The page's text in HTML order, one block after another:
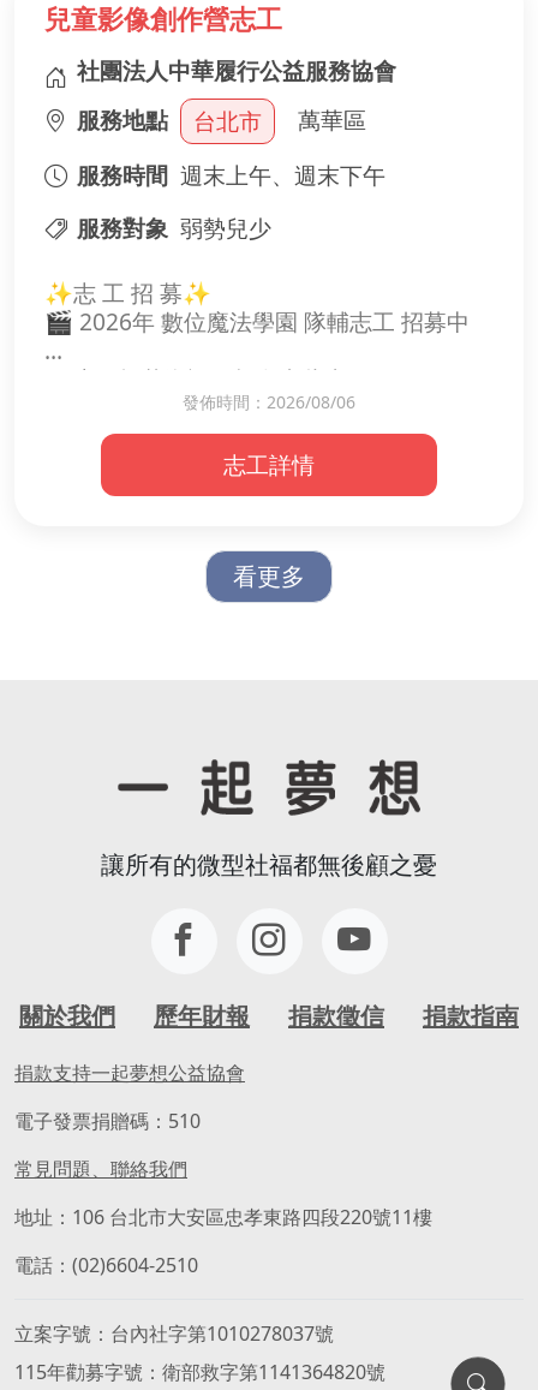
🐶【毛孩守護持續志工招募中】🐾
您的陪伴，就是牠們最安心的依靠 ❤️
在狗園裡，有一群等待關愛的毛孩。
牠們需要的不只是食物，更需要有人陪伴散
步、按時就醫，擁有乾淨舒適的生活環境。
✨ 每月只要付出幾個小時，就能成為牠們生
命中最溫暖的守護者。
📌 我們希望您協助
🐕 陪伴狗狗散步、活動
🧹 清潔園區，維持環境整潔
🚗 接送毛孩就醫（需具汽車駕照）
💻 協助簡單電腦資料整理或社群支援
💛 服務資訊
⏰ 每次約 4 小時
獲得妥善照顧，安心度過每一天。
每一次散步、每一次接送、每一次餵食，都
是牠們最珍貴的幸福時光。🐾
📢 服務提醒
物氣味及清潔工作，也需要適度體力協助。
如果您喜歡動物、不怕弄髒雙手，歡迎一起
境。
🎁 參與收穫
✨ 陪伴毛孩健康成長
🤝 認識一群熱愛動物的夥伴
❤️ 收穫滿滿療癒與成就感
🐾 牠們沒有選擇自己的命運，卻可以因為您
的加入，擁有更幸福的未來。
兒童影像創作營志工
社團法人中華履行公益服務協會
服務地點
台北市
萬華區
服務時間 週末上午、週末下午
服務對象 弱勢兒少
✨志 工 招 募✨
🎬 2026年 數位魔法學園 隊輔志工 招募中
🔸志工招募資訊｜報名由此去🔸
https://forms.gle/REtMKKSmkiZXVDk68
不論您是否會操作剪輯軟體，只要您對故事
具備基本電腦操作能力，有團隊帶領經驗，
且願意陪伴孩子、與孩子正向溝通，
並樂於協助孩子們完成任務，我們非常歡迎
導孩子進行學習活動、陪同孩子完成拍攝、
剪輯任務。
2.協助營隊簡單行政事項
志工能力需求：
具備團體帶領技巧
具帶領討論、彙整資訊的能力
能察覺他人的需求，並願意提供協助
具影片剪輯能力佳，若沒有剪輯經驗，也可
🎁志工福利：
1.本活動由訊連玩美教育基金會贊助，擔任
志工者可獲得威力導演電腦版正版軟體一
2. 本協會不定期舉辦影像剪輯、編修相關課
3. 營隊活動提供午餐。
4. 依志工實際服務時數，提供志工服務時數
發佈時間：2026/08/06
志工詳情
看更多
讓所有的微型社福都無後顧之憂
關於我們 歷年財報 捐款徵信 捐款指南
捐款支持一起夢想公益協會
電子發票捐贈碼：510
常見問題、聯絡我們
地址：106 台北市大安區忠孝東路四段220號11樓
電話：(02)6604-2510
立案字號
台內社字第1010278037號
115年勸募字號
衛部救字第1141364820號